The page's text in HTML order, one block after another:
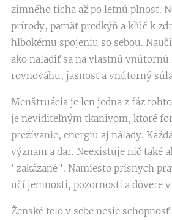
zimného ticha až po letnú plnosť.
prírody, pamäť predkýň a kľúč k
hlbokému spojeniu so sebou.
ako naladiť sa na vlastnú
rovnováhu, jasnosť a vnútorný
Menštruácia je len jedna z fáz
je neviditeľným tkanivom, ktoré
prežívanie, energiu aj nálady.
význam a dar. Neexistuje nič také
"zakázané". Namiesto prísnych
učí jemnosti, pozornosti a dôvere v
Ženské telo v sebe nesie